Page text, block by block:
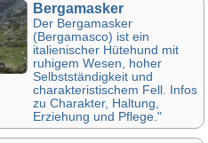
Bergamasker
Der Bergamasker
(Bergamasco) ist ein
italienischer Hütehund mit
ruhigem Wesen, hoher
Selbstständigkeit und
charakteristischem Fell. Infos
zu Charakter, Haltung,
Erziehung und Pflege."